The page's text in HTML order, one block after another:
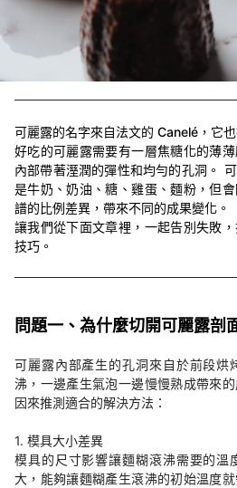
可麗露的名字來自法文的 Canelé，它
好吃的可麗露需要有一層焦糖化的薄
內部帶著溼潤的彈性和均勻的孔洞。
是牛奶、奶油、糖、雞蛋、麵粉，但
譜的比例差異，帶來不同的成果變化。
讓我們從下面文章裡，一起告別失敗
技巧。
問題一、為什麼切開可麗露剖
可麗露內部產生的孔洞來自於前段烘
沸，一邊產生氣泡一邊慢慢熟成帶來
因來推測適合的解決方法：
1. 模具大小差異
模具的尺寸影響讓麵糊滾沸需要的溫
大，能夠讓麵糊產生滾沸的初始溫度